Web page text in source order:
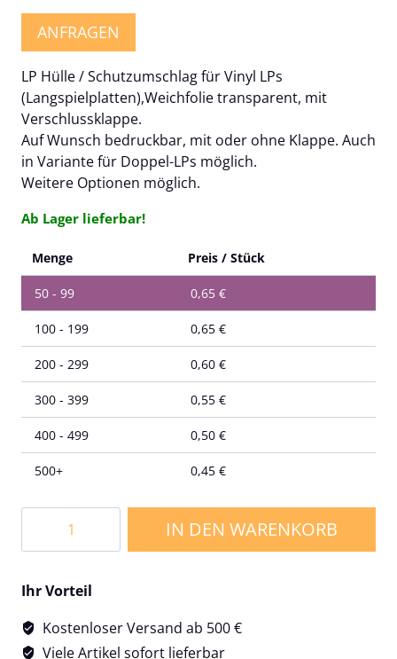
ANFRAGEN
LP Hülle / Schutzumschlag für Vinyl LPs
(Langspielplatten),Weichfolie transparent, mit
Verschlussklappe.
Auf Wunsch bedruckbar, mit oder ohne Klappe. Auch
in Variante für Doppel-LPs möglich.
Weitere Optionen möglich.
Ab Lager lieferbar!
Menge Preis / Stück
50 - 99 0,65 €
100 - 199 0,65 €
200 - 299 0,60 €
300 - 399 0,55 €
400 - 499 0,50 €
500+ 0,45 €
Schutzumschlag
für
Vinyl
LPs
IN DEN WARENKORB
Ihr Vorteil
Kostenloser Versand ab 500 €
Viele Artikel sofort lieferbar